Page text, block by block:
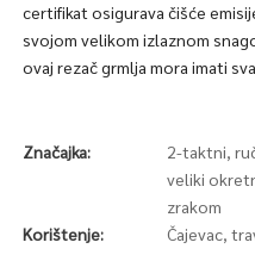
certifikat osigurava čišće
svojom velikom izlaznom
ovaj rezač grmlja mora imati
Značajka:
2-taktni,
veliki
zrakom
Korištenje:
Čajevac,